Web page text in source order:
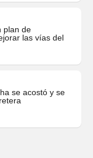
plan de
las vías del
se acostó y se